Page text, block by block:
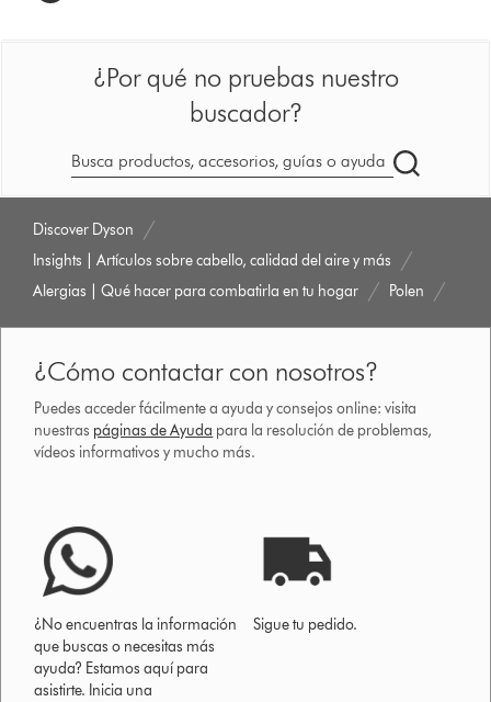
¿Por qué no pruebas nuestro
buscador?
Buscar
en
Discover Dyson
Insights | Artículos sobre cabello, calidad del aire y más
Alergias | Qué hacer para combatirla en tu hogar
Polen
¿Cómo contactar con nosotros?
Puedes acceder fácilmente a ayuda y consejos online: visita
nuestras páginas de Ayuda para la resolución de problemas,
vídeos informativos y mucho más.
¿No encuentras la información
que buscas o necesitas más
ayuda? Estamos aquí para
asistirte. Inicia una
Sigue tu pedido.